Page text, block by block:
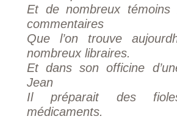
Et de nombreux témoins
commentaires
Que l’on trouve
nombreux libraires.
Et dans son officine
Jean
Il préparait des
médicaments.